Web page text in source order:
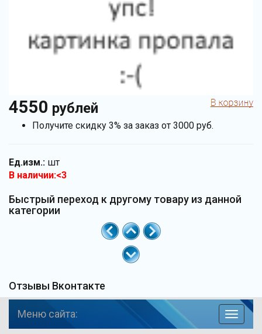
4550 рублей
Получите скидку 3% за заказ от 3000 руб.
Ед.изм.: шт
В наличии:<3
Быстрый переход к другому товару из данной
категории
Отзывы Вконтакте
по
Меню сайта: